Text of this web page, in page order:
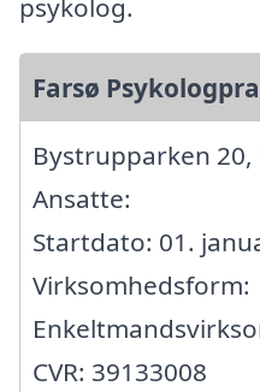
psykolog.
Farsø
Bystrupparken 20,
Ansatte:
Startdato: 01.
Virksomhedsform:
CVR: 39133008